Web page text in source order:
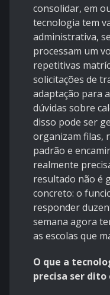
consolidar, em
tecnologia tem
administrativa,
processam um
repetitivas
solicitações de
adaptação para
dúvidas sobre
disso pode ser
organizam filas,
padrão e
realmente
resultado não é
concreto: o
responder
semana agora
as escolas que
O que a
precisa ser dito